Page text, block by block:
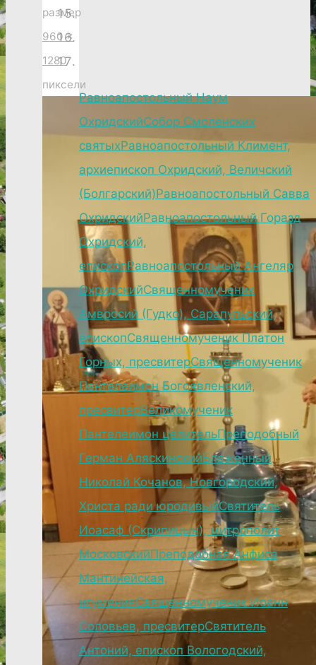
размер
960 ×
1280
пиксели
Равноапостольный Наум
ОхридскийСобор Смоленских
святыхРавноапостольный Климент,
архиепископ Охридский, Величский
(Болгарский)Равноапостольный Савва
ОхридскийРавноапостольный Горазд
Охридский,
епископРавноапостольный Ангеляр
ОхридскийСвященномученик
Амвросий (Гудко), Сарапульский,
епископСвященномученик Платон
Горных, пресвитерСвященномученик
Пантелеимон Богоявленский,
пресвитерВеликомученик
Пантелеимон целительПреподобный
Герман АляскинскийБлаженный
Николай Кочанов, Новгородский,
Христа ради юродивыйСвятитель
Иоасаф (Скрипицын), митрополит
МосковскийПреподобная Анфиса
Мантинейская,
игуменияСвященномученик Иоанн
Соловьев, пресвитерСвятитель
Антоний, епископ Вологодский,